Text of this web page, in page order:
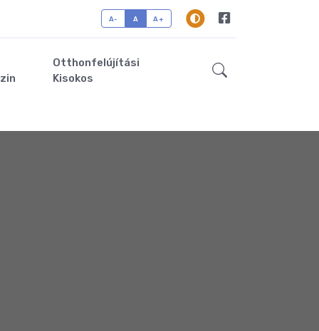
A- A A+
Otthonfelújítási
Kisokos